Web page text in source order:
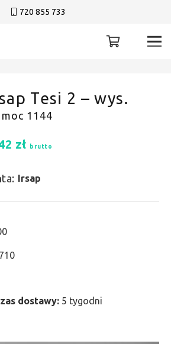
720 855 733
Tesi 2 – wys.
1144
zł brutto
Irsap
dostawy: 5 tygodni